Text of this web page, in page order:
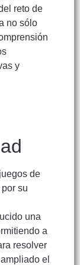
reto de
no sólo
y
de
su
una
a
resolver
el